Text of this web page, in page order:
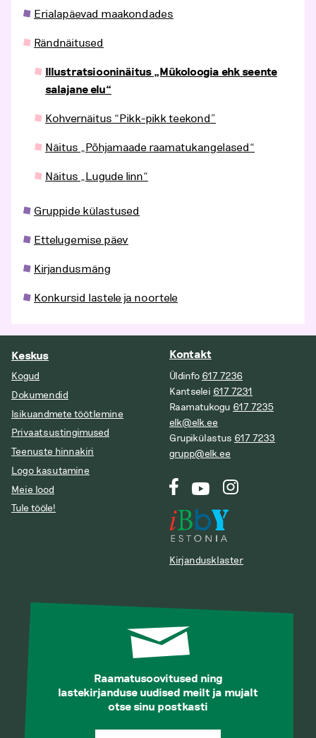
Erialapäevad maakondades
Rändnäitused
Illustratsiooninäitus „Mükoloogia ehk seente
salajane elu“
Kohvernäitus “Pikk-pikk teekond”
Näitus „Põhjamaade raamatukangelased“
Näitus „Lugude linn“
Gruppide külastused
Ettelugemise päev
Kirjandusmäng
Konkursid lastele ja noortele
Keskus
Kogud
Dokumendid
Isikuandmete töötlemine
Privaatsustingimused
Teenuste hinnakiri
Logo kasutamine
Meie lood
Tule tööle!
Kontakt
Üldinfo 617 7236
Kantselei 617 7231
Raamatukogu 617 7235
elk@elk.ee
Grupikülastus 617 7233
grupp@elk.ee
Kirjandusklaster
Raamatusoovitused ning
lastekirjanduse uudised meilt ja mujalt
otse sinu postkasti